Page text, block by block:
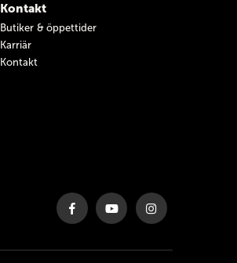
Kontakt
Butiker & öppettider
Karriär
Kontakt